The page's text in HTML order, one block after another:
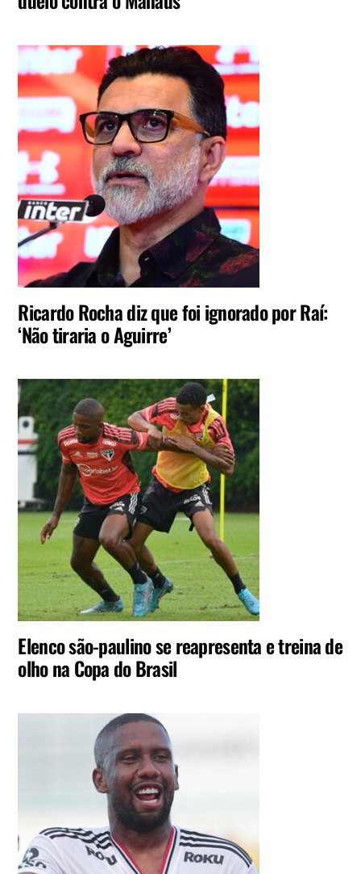
Ricardo Rocha diz que foi ignorado por Raí:
‘Não tiraria o Aguirre’
Elenco são-paulino se reapresenta e treina de
olho na Copa do Brasil